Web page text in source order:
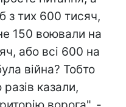
з тих 600 тисяч,
150 воювали на
або всі 600 на
війна? Тобто
казали,